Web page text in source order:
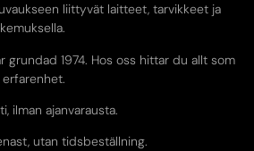
liittyvät laitteet, tarvikkeet ja
grundad 1974. Hos oss hittar du allt som
ilman ajanvarausta.
utan tidsbeställning.